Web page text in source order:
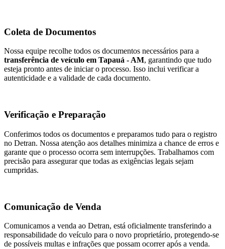
Coleta de Documentos
Nossa equipe recolhe todos os documentos necessários para a
transferência de veículo em Tapauá - AM, garantindo que tudo
esteja pronto antes de iniciar o processo. Isso inclui verificar a
autenticidade e a validade de cada documento.
Verificação e Preparação
Conferimos todos os documentos e preparamos tudo para o registro
no Detran. Nossa atenção aos detalhes minimiza a chance de erros e
garante que o processo ocorra sem interrupções. Trabalhamos com
precisão para assegurar que todas as exigências legais sejam
cumpridas.
Comunicação de Venda
Comunicamos a venda ao Detran, está oficialmente transferindo a
responsabilidade do veículo para o novo proprietário, protegendo-se
de possíveis multas e infrações que possam ocorrer após a venda.